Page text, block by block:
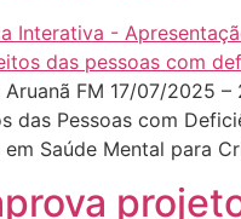
Aruanã FM 17/07/2025
das Pessoas com
Saúde Mental para